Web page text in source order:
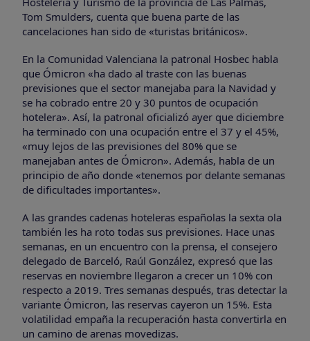
Tom Smulders, cuenta que buena parte de las
cancelaciones han sido de «turistas británicos».
En la Comunidad Valenciana la patronal Hosbec habla
que Ómicron «ha dado al traste con las buenas
previsiones que el sector manejaba para la Navidad y
se ha cobrado entre 20 y 30 puntos de ocupación
hotelera». Así, la patronal oficializó ayer que diciembre
ha terminado con una ocupación entre el 37 y el 45%,
«muy lejos de las previsiones del 80% que se
manejaban antes de Ómicron». Además, habla de un
principio de año donde «tenemos por delante semanas
de dificultades importantes».
A las grandes cadenas hoteleras españolas la sexta ola
también les ha roto todas sus previsiones. Hace unas
semanas, en un encuentro con la prensa, el consejero
delegado de Barceló, Raúl González, expresó que las
reservas en noviembre llegaron a crecer un 10% con
respecto a 2019. Tres semanas después, tras detectar la
variante Ómicron, las reservas cayeron un 15%. Esta
volatilidad empaña la recuperación hasta convertirla en
un camino de arenas movedizas.